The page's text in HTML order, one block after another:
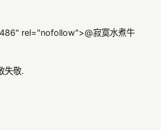
rel="nofollow">@寂寞水煮牛
失敬.